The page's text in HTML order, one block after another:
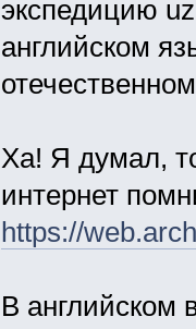
экспедицию
английском
Ха! Я думал,
интернет
https://
В английском